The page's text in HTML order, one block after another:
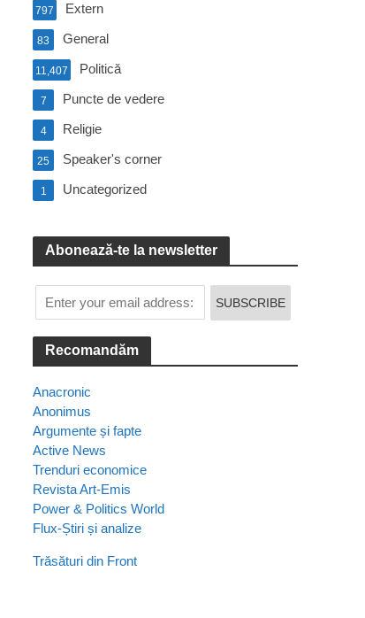
Extern
797
General
83
Politică
11,407
Puncte de vedere
7
Religie
4
Speaker's corner
25
Uncategorized
1
Abonează-te la newsletter
Recomandăm
Anacronic
Anonimus
Argumente și fapte
Active News
Trenduri economice
Revista Art-Emis
Power & Politics World
Flux-Știri și analize
Trăsături din Front